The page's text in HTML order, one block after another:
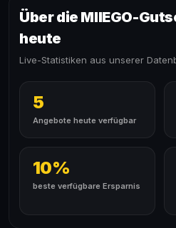
Über die MIIEGO-
heute
Live-Statistiken aus unserer
5
Angebote heute verfügbar
10%
beste verfügbare Ersparnis